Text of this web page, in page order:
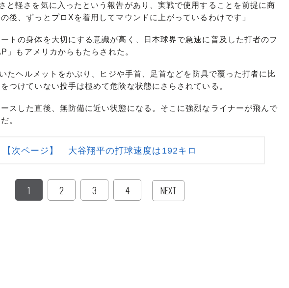
と軽さを気に入ったという報告があり、実戦で使用することを前提に商
後、ずっとプロXを着用してマウンドに上がっているわけです」
トの身体を大切にする意識が高く、日本球界で急速に普及した打者のフ
」もアメリカからもたらされた。
ヘルメットをかぶり、ヒジや手首、足首などを防具で覆った打者に比
つけていない投手は極めて危険な状態にさらされている。
スした直後、無防備に近い状態になる。そこに強烈なライナーが飛んで
。
【次ページ】 大谷翔平の打球速度は192キロ
1 2 3 4 NEXT